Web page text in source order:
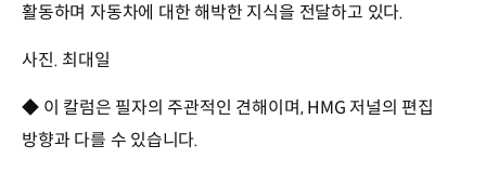
활동하며 자동차에 대한 해박한 지식을 전달하고 있다.
사진. 최대일
◆ 이 칼럼은 필자의 주관적인 견해이며, HMG 저널의 편집
방향과 다를 수 있습니다.